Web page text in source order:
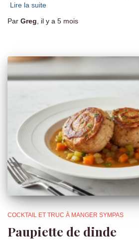
Lire la suite
Par Greg, il y a 5 mois
COCKTAIL ET TRUC À MANGER SYMPAS
Paupiette de dinde